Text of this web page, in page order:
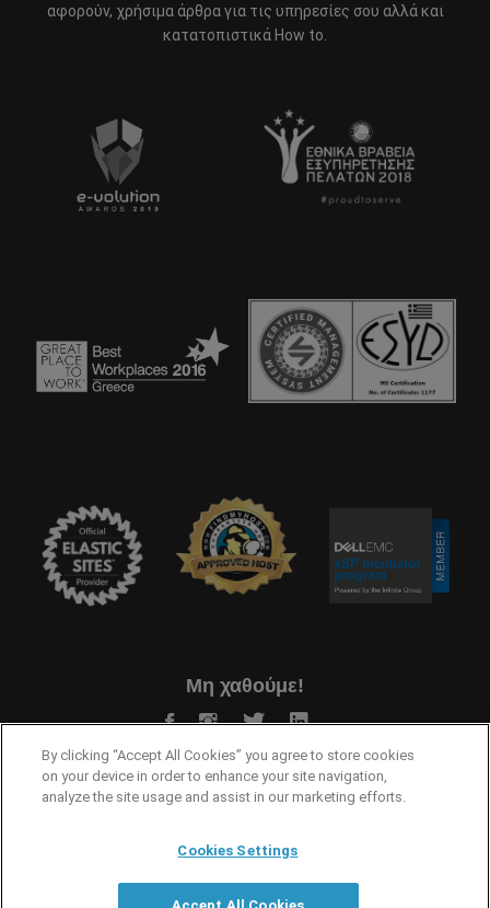
αφορούν, χρήσιμα άρθρα για τις υπηρεσίες σου αλλά και
κατατοπιστικά How to.
Μη χαθούμε!
By clicking “Accept All Cookies” you agree to store cookies
on your device in order to enhance your site navigation,
analyze the site usage and assist in our marketing efforts.
Cookies Settings